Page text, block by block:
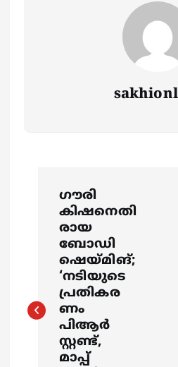
n
ഗൗരി
കിഷനെതി
രായ
ബോഡി
ഷെയ്‌മിങ്;
‘നടിയുടെ
പ്രതികര
ണം
പിആർ
സ്റ്റണ്ട്,
മാപ്പ്